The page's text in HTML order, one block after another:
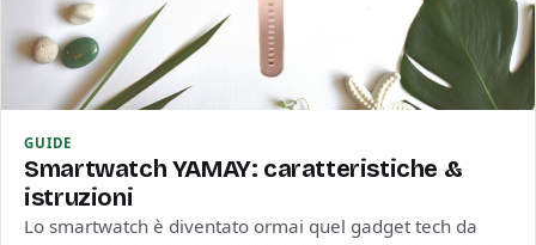
GUIDE
Smartwatch YAMAY: caratteristiche &
istruzioni
Lo smartwatch è diventato ormai quel gadget tech da